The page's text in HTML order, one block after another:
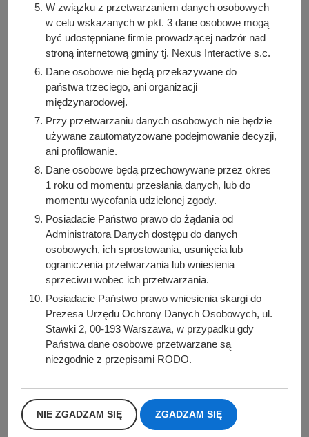
DOC-Wniosek - Przydomowa Oczyszczalnia (73 KB)
Liczba pobrań: 5
PDF
Wniosek - Przydomowa Oczyszczalnia (1.16 MB)
Liczba pobrań: 4
DOC-Wniosek - pompa ciepła, energia odnawialna (72.5
KB)
Liczba pobrań: 6
PDF-Wniosek - pompa ciepła, energia odnawialna (1.16
MB)
DOC-Wniosek - Mikroinstalacja (76.5 KB)
Liczba pobrań: 4
PDF-Wniosek - Mikroinstalacja (1.16 MB)
Liczba pobrań: 4
DOC-Wniosek - magazynowanie wody (73.5 KB)
Liczba pobrań: 10
PDF-Wniosek - magazynowanie wody (1.16 MB)
Liczba pobrań: 7
Osoba odpowiedzialna za treść:
Bartosz Przybylski
Data wytworzenia:
W związku z przetwarzaniem danych osobowych
w celu wskazanych w pkt. 3 dane osobowe mogą
być udostępniane firmie prowadzącej nadzór nad
stroną internetową gminy tj. Nexus Interactive s.c.
Dane osobowe nie będą przekazywane do
państwa trzeciego, ani organizacji
międzynarodowej.
Przy przetwarzaniu danych osobowych nie będzie
używane zautomatyzowane podejmowanie decyzji,
ani profilowanie.
Dane osobowe będą przechowywane przez okres
1 roku od momentu przesłania danych, lub do
momentu wycofania udzielonej zgody.
Posiadacie Państwo prawo do żądania od
Administratora Danych dostępu do danych
osobowych, ich sprostowania, usunięcia lub
ograniczenia przetwarzania lub wniesienia
sprzeciwu wobec ich przetwarzania.
Posiadacie Państwo prawo wniesienia skargi do
Prezesa Urzędu Ochrony Danych Osobowych, ul.
Stawki 2, 00-193 Warszawa, w przypadku gdy
Państwa dane osobowe przetwarzane są
niezgodnie z przepisami RODO.
NIE ZGADZAM SIĘ ZGADZAM SIĘ